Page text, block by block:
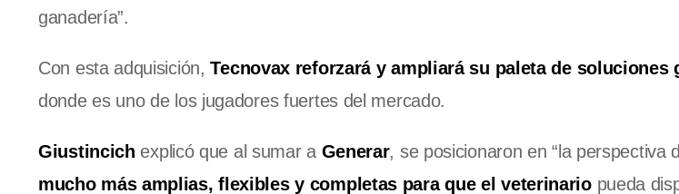
ganadería”.
Con esta adquisición,Tecnovax reforzará y ampliará su paleta de soluciones
donde es uno de los jugadores fuertes del mercado.
Giustincich explicó que al sumar a Generar, se posicionaron en “la perspectiva
mucho más amplias, flexibles y completas para que el veterinariopueda